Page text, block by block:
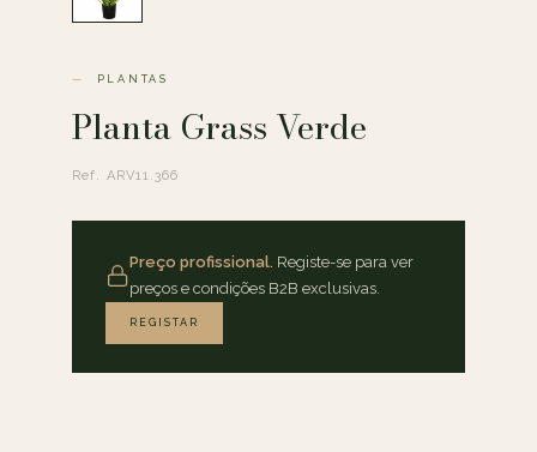
PLANTAS
Planta Grass Verde
Ref. ARV11.366
Preço profissional. Registe-se para ver
preços e condições B2B exclusivas.
REGISTAR